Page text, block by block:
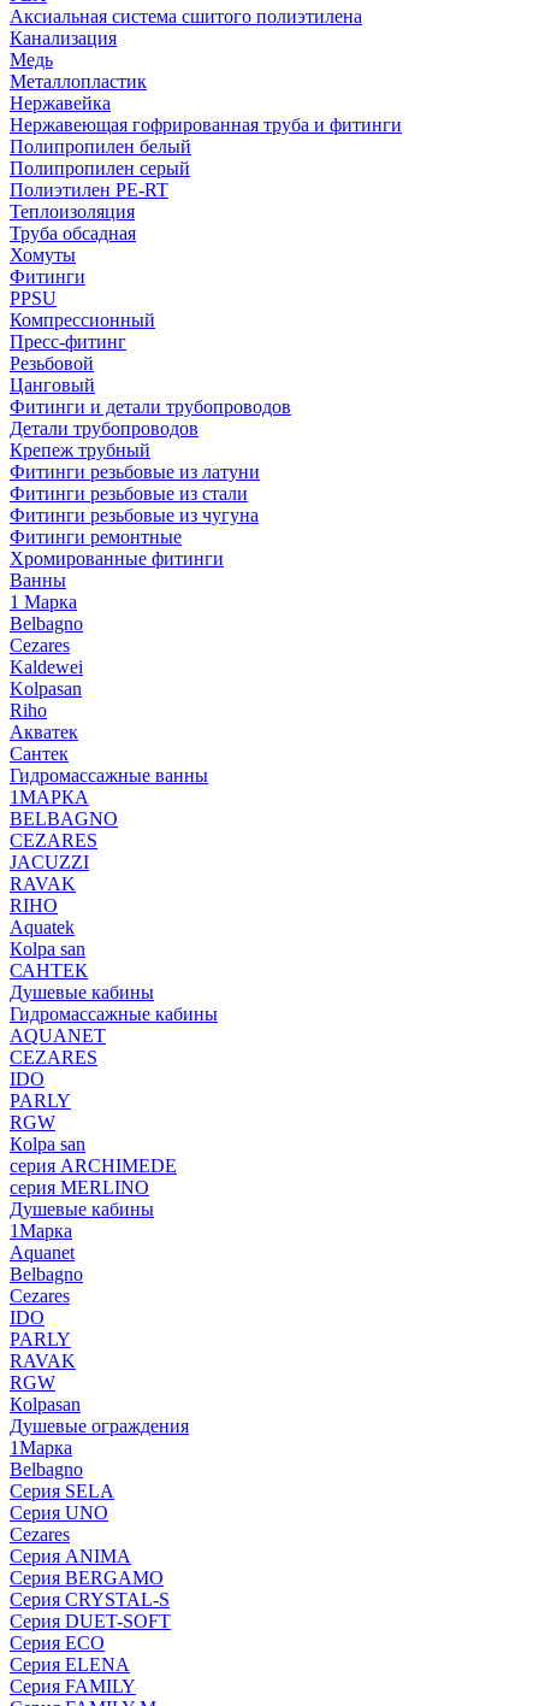
Аксиальная система сшитого полиэтилена
Канализация
Медь
Металлопластик
Нержавейка
Нержавеющая гофрированная труба и фитинги
Полипропилен белый
Полипропилен серый
Полиэтилен PE-RT
Теплоизоляция
Труба обсадная
Хомуты
Фитинги
PPSU
Компрессионный
Пресс-фитинг
Резьбовой
Цанговый
Фитинги и детали трубопроводов
Детали трубопроводов
Крепеж трубный
Фитинги резьбовые из латуни
Фитинги резьбовые из стали
Фитинги резьбовые из чугуна
Фитинги ремонтные
Хромированные фитинги
Ванны
1 Марка
Belbagno
Cezares
Kaldewei
Kolpasan
Riho
Акватек
Сантек
Гидромассажные ванны
1МАРКА
BELBAGNO
CEZARES
JACUZZI
RAVAK
RIHO
Аquatek
Кolpa san
САНТЕК
Душевые кабины
Гидромассажные кабины
AQUANET
CEZARES
IDO
PARLY
RGW
Кolpa san
серия ARCHIMEDE
серия MERLINO
Душевые кабины
1Марка
Aquanet
Belbagno
Cezares
IDO
PARLY
RAVAK
RGW
Кolpasan
Душевые ограждения
1Марка
Belbagno
Серия SELA
Серия UNO
Cezares
Серия ANIMA
Серия BERGAMO
Серия CRYSTAL-S
Серия DUET-SOFT
Серия ECO
Серия ELENA
Серия FAMILY